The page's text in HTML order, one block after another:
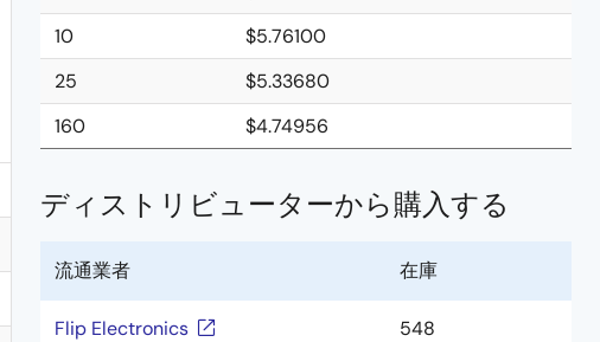
10
$5.76100
25
$5.33680
160
$4.74956
ディストリビューターから購入する
流通業者 在庫
Flip Electronics 548